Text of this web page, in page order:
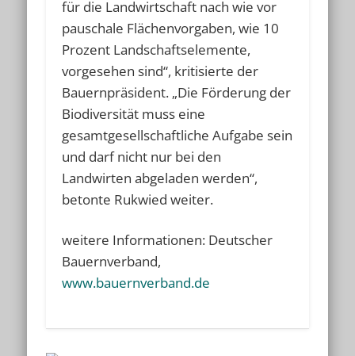
für die Landwirtschaft nach wie vor
pauschale Flächenvorgaben, wie 10
Prozent Landschaftselemente,
vorgesehen sind“, kritisierte der
Bauernpräsident. „Die Förderung der
Biodiversität muss eine
gesamtgesellschaftliche Aufgabe sein
und darf nicht nur bei den
Landwirten abgeladen werden“,
betonte Rukwied weiter.
weitere Informationen: Deutscher
Bauernverband,
www.bauernverband.de